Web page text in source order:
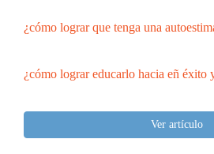
¿cómo lograr que tenga una
¿cómo lograr educarlo hacia eñ éxito
Ver artículo